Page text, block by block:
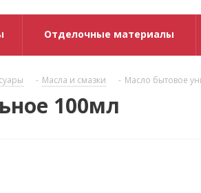
Отделочные материалы
- Масла и смазки - Масло бытовое
100мл